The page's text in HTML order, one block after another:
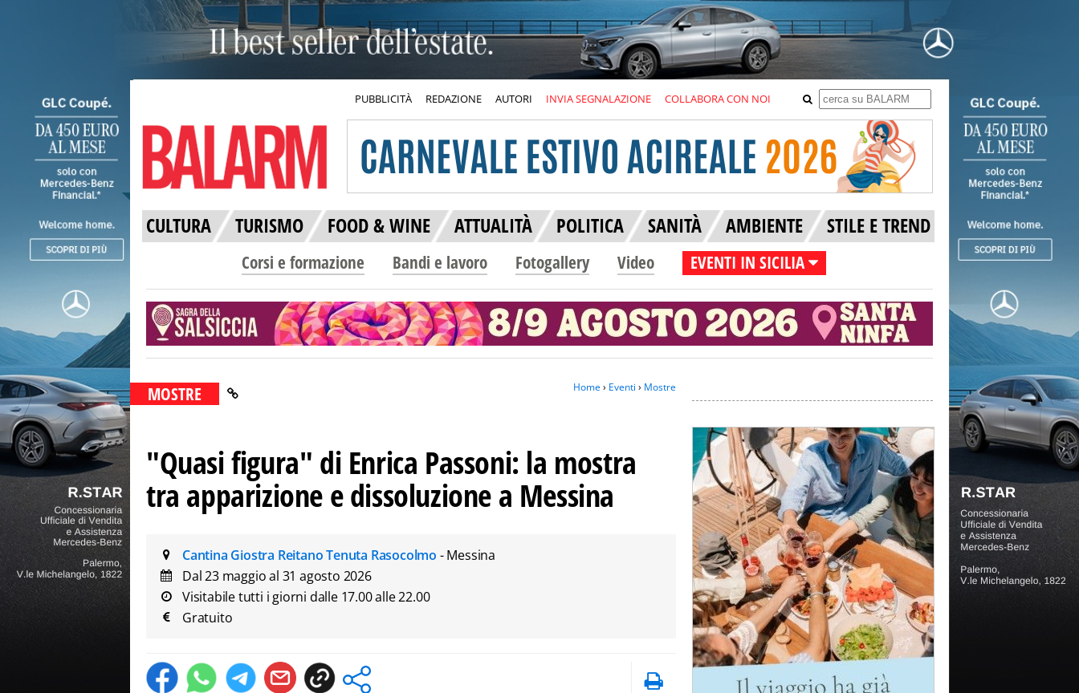
PUBBLICITÀ REDAZIONE AUTORI INVIA SEGNALAZIONE COLLABORA CON NOI
CULTURA TURISMO FOOD & WINE ATTUALITÀ POLITICA SANITÀ AMBIENTE STILE E TREND
Corsi e formazione Bandi e lavoro Fotogallery Video EVENTI IN SICILIA
MOSTRE Home› Eventi › Mostre
"Quasi figura" di Enrica Passoni: la mostra
tra apparizione e dissoluzione a Messina
Cantina Giostra Reitano Tenuta Rasocolmo - Messina
Dal 23 maggio al 31 agosto 2026
Visitabile tutti i giorni dalle 17.00 alle 22.00
Gratuito